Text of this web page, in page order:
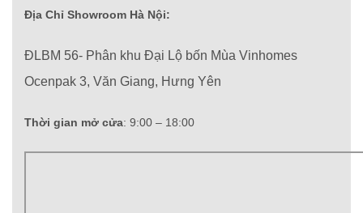
Địa Chỉ Showroom Hà Nội:
ĐLBM 56- Phân khu Đại Lộ bốn Mùa Vinhomes
Ocenpak 3, Văn Giang, Hưng Yên
Thời gian mở cửa: 9:00 – 18:00